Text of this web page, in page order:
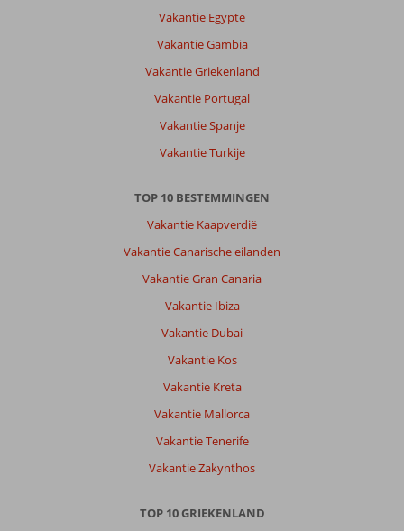
Vakantie Egypte
Vakantie Gambia
Vakantie Griekenland
Vakantie Portugal
Vakantie Spanje
Vakantie Turkije
TOP 10 BESTEMMINGEN
Vakantie Kaapverdië
Vakantie Canarische eilanden
Vakantie Gran Canaria
Vakantie Ibiza
Vakantie Dubai
Vakantie Kos
Vakantie Kreta
Vakantie Mallorca
Vakantie Tenerife
Vakantie Zakynthos
TOP 10 GRIEKENLAND